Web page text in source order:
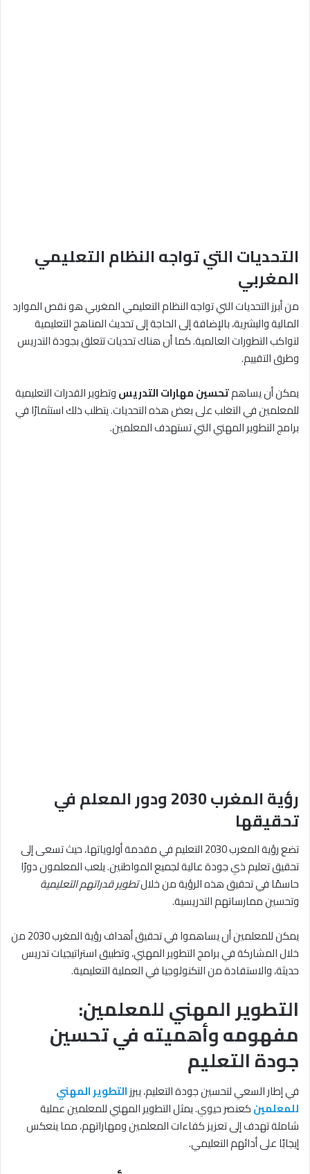
التحديات التي تواجه النظام التعليمي
المغربي
من أبرز التحديات التي تواجه النظام التعليمي المغربي هو نقص الموارد
المالية والبشرية، بالإضافة إلى الحاجة إلى تحديث المناهج التعليمية
لتواكب التطورات العالمية. كما أن هناك تحديات تتعلق بجودة التدريس
وطرق التقييم.
يمكن أن يساهمتحسين مهارات التدريسوتطوير القدرات التعليمية
للمعلمين في التغلب على بعض هذه التحديات. يتطلب ذلك استثمارًا في
برامج التطوير المهني التي تستهدف المعلمين.
رؤية المغرب 2030 ودور المعلم في
تحقيقها
تضع رؤية المغرب 2030 التعليم في مقدمة أولوياتها، حيث تسعى إلى
تحقيق تعليم ذي جودة عالية لجميع المواطنين. يلعب المعلمون دورًا
حاسمًا في تحقيق هذه الرؤية من خلالتطوير قدراتهم التعليمية
وتحسين ممارساتهم التدريسية.
يمكن للمعلمين أن يساهموا في تحقيق أهداف رؤية المغرب 2030 من
خلال المشاركة في برامج التطوير المهني، وتطبيق استراتيجيات تدريس
حديثة، والاستفادة من التكنولوجيا في العملية التعليمية.
التطوير المهني للمعلمين:
مفهومه وأهميته في تحسين
جودة التعليم
في إطار السعي لتحسين جودة التعليم، يبرزالتطوير المهني
للمعلمينكعنصر حيوي. يمثل التطوير المهني للمعلمين عملية
شاملة تهدف إلى تعزيز كفاءات المعلمين ومهاراتهم، مما ينعكس
إيجابًا على أدائهم التعليمي.